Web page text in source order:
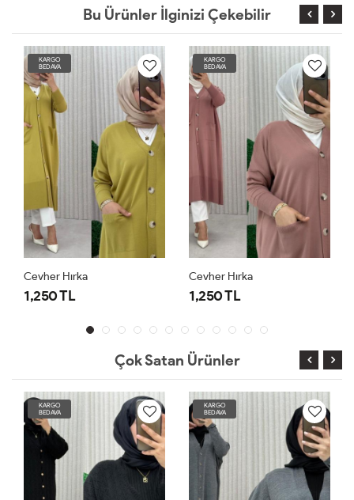
Bu Ürünler İlginizi Çekebilir
KARGO
BEDAVA
Cevher Hırka
1,250 TL
KARGO
BEDAVA
Cevher Hırka
1,250 TL
Çok Satan Ürünler
KARGO
BEDAVA
KARGO
BEDAVA